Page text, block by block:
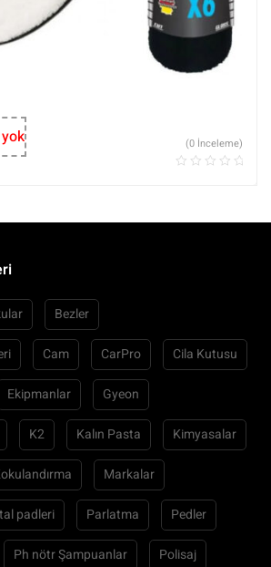
(0 İnceleme)
Bezler
Cam CarPro Cila Kutusu
Ekipmanlar Gyeon
K2 Kalın Pasta Kimyasalar
Markalar
padleri Parlatma Pedler
Ph nötr Şampuanlar Polisaj